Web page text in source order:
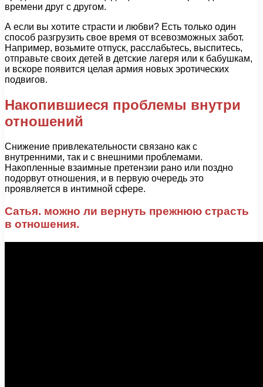
времени друг с другом.
А если вы хотите страсти и любви? Есть только один
способ разгрузить свое время от всевозможных забот.
Например, возьмите отпуск, расслабьтесь, выспитесь,
отправьте своих детей в детские лагеря или к бабушкам,
и вскоре появится целая армия новых эротических
подвигов.
Накопившиеся проблемы внутри
отношений
Снижение привлекательности связано как с
внутренними, так и с внешними проблемами.
Накопленные взаимные претензии рано или поздно
подорвут отношения, и в первую очередь это
проявляется в интимной сфере.
Сатья. можно ли вернуть прежнюю страсть
в отношения.